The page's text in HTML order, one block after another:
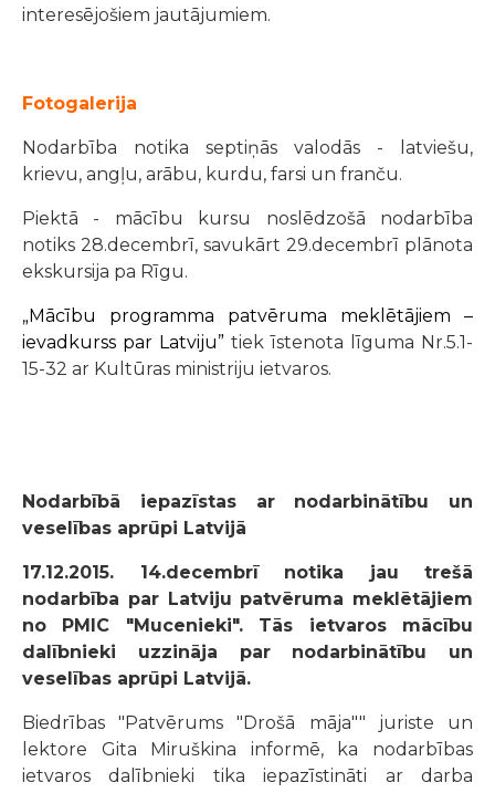
interesējošiem jautājumiem.
Fotogalerija
Nodarbība notika septiņās valodās - latviešu,
krievu, angļu, arābu, kurdu, farsi un franču.
Piektā - mācību kursu noslēdzošā nodarbība
notiks 28.decembrī, savukārt 29.decembrī plānota
ekskursija pa Rīgu.
„Mācību programma patvēruma meklētājiem –
ievadkurss par Latviju” tiek īstenota līguma Nr.5.1-
15-32 ar Kultūras ministriju ietvaros.
Nodarbībā iepazīstas ar nodarbinātību un
veselības aprūpi Latvijā
17.12.2015. 14.decembrī notika jau trešā
nodarbība par Latviju patvēruma meklētājiem
no PMIC "Mucenieki". Tās ietvaros mācību
dalībnieki uzzināja par nodarbinātību un
veselības aprūpi Latvijā.
Biedrības "Patvērums "Drošā māja"" juriste un
lektore Gita Miruškina informē, ka nodarbības
ietvaros dalībnieki tika iepazīstināti ar darba